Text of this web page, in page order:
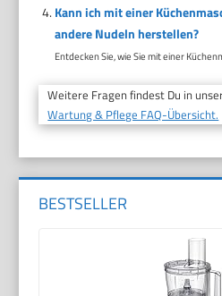
Kann ich mit einer
andere Nudeln herstellen?
Entdecken Sie, wie Sie mit einer
Weitere Fragen findest Du in
Wartung & Pflege FAQ-Übersicht.
BESTSELLER